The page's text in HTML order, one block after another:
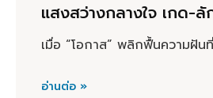
แสงสว่างกลางใจ เกด-
เมื่อ “โอกาส” พลิกฟื้นความฝัน
อ่านต่อ »